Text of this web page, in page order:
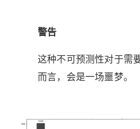
警告
这种不可预测性对于需
而言，会是一场噩梦。